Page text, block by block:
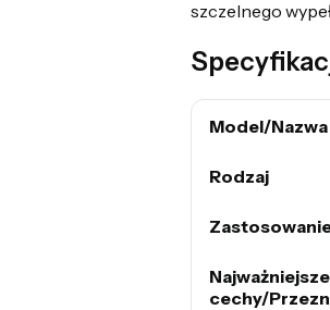
szczelnego
Model/
Rodzaj
Najważniejsze
cechy/